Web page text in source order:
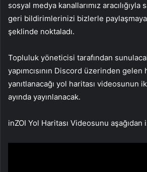
sosyal medya kanallarımız
geri bildirimlerinizi bizlerle paylaşmaya
şeklinde noktaladı.
Topluluk yöneticisi tarafından
yapımcısının Discord üzerinden gelen
yanıtlanacağı yol haritası videosunun
ayında yayınlanacak.
inZOI Yol Haritası Videosunu